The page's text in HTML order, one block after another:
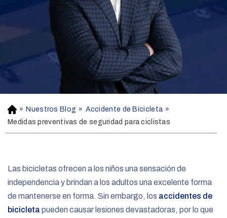
H
o
m
» Nuestros Blog » Accidente de Bicicleta »
Medidas preventivas de seguridad para ciclistas
Las bicicletas ofrecen a los niños una sensación de
independencia y brindan a los adultos una excelente forma
de mantenerse en forma. Sin embargo, los accidentes de
bicicleta pueden causar lesiones devastadoras, por lo que